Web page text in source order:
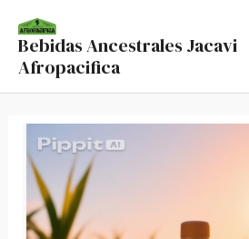
contenido
Bebidas Ancestrales Jacavi
Afropacifica